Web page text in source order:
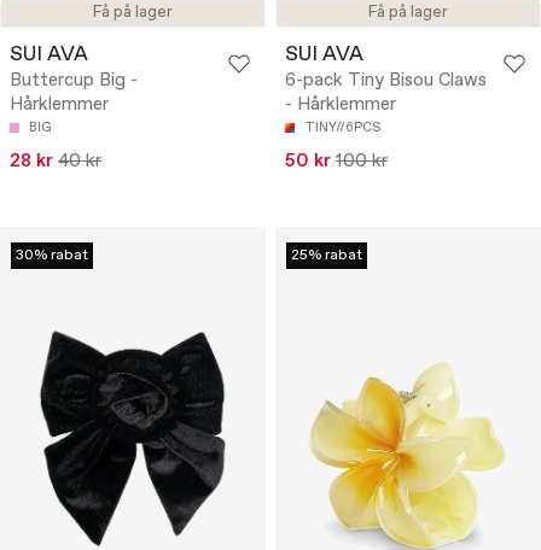
Få på lager
SUI AVA
Buttercup Big -
Hårklemmer
BIG
28 kr 40 kr
Få på lager
SUI AVA
6-pack Tiny Bisou Claws
- Hårklemmer
TINY//6PCS
50 kr 100 kr
30% rabat 25% rabat